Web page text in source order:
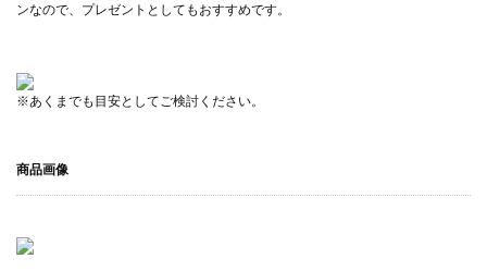
ンなので、プレゼントとしてもおすすめです。
※あくまでも目安としてご検討ください。
商品画像